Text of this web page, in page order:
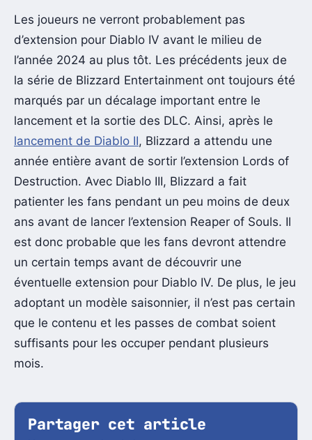
Les joueurs ne verront probablement pas
d’extension pour Diablo IV avant le milieu de
l’année 2024 au plus tôt. Les précédents jeux de
la série de Blizzard Entertainment ont toujours été
marqués par un décalage important entre le
lancement et la sortie des DLC. Ainsi, après le
lancement de Diablo II, Blizzard a attendu une
année entière avant de sortir l’extension Lords of
Destruction. Avec Diablo III, Blizzard a fait
patienter les fans pendant un peu moins de deux
ans avant de lancer l’extension Reaper of Souls. Il
est donc probable que les fans devront attendre
un certain temps avant de découvrir une
éventuelle extension pour Diablo IV. De plus, le jeu
adoptant un modèle saisonnier, il n’est pas certain
que le contenu et les passes de combat soient
suffisants pour les occuper pendant plusieurs
mois.
Partager cet article